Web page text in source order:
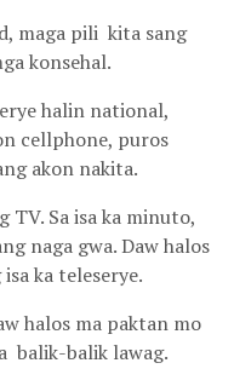
maga pili kita sang
konsehal.
halin national,
cellphone, puros
akon nakita.
TV. Sa isa ka minuto,
naga gwa. Daw halos
ka teleserye.
halos ma paktan mo
balik-balik lawag.